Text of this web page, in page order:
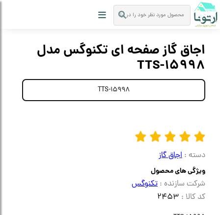
اجاق گاز صفحه ای تکنوگس مدل
TTS-15998
TTS-15998
دسته : اجاق گاز
ویژگی های محصول
شرکت سازنده : تکنوگس
کد کالا : 2453